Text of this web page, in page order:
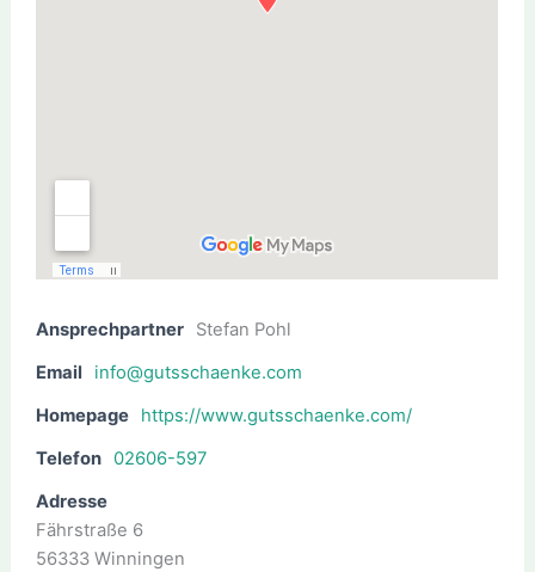
Ansprechpartner
Stefan Pohl
Email
info@gutsschaenke.com
Homepage
https://www.gutsschaenke.com/
Telefon
02606-597
Adresse
Fährstraße 6
56333 Winningen